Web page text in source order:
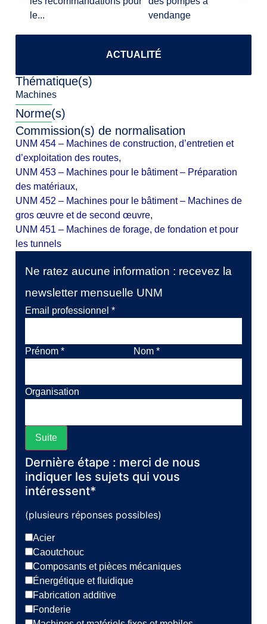
le...
vendange
ACTUALITÉ
Thématique(s)
Machines
Norme(s)
Commission(s) de normalisation
UNM 454 – Machines de construction, d’entretien et
d’exploitation des routes,
UNM 453 – Machines pour le bâtiment – Préparation
des matériaux,
UNM 452 – Machines pour le bâtiment – Machines de
gros œuvre et de second œuvre,
UNM 451 – Machines de forage, de fondation et pour
les tunnels
Ne ratez aucune information : recevez la
newsletter mensuelle UNM
Email professionnel *
Prénom * Nom *
Organisation
Suite
Dernière étape : merci de nous
indiquer les sujets qui vous
intéressent*
(plusieurs réponses possibles)
Acier
Caoutchouc
Composants et pièces mécaniques
Énergétique et fluidique
Fabrication additive
Fonderie